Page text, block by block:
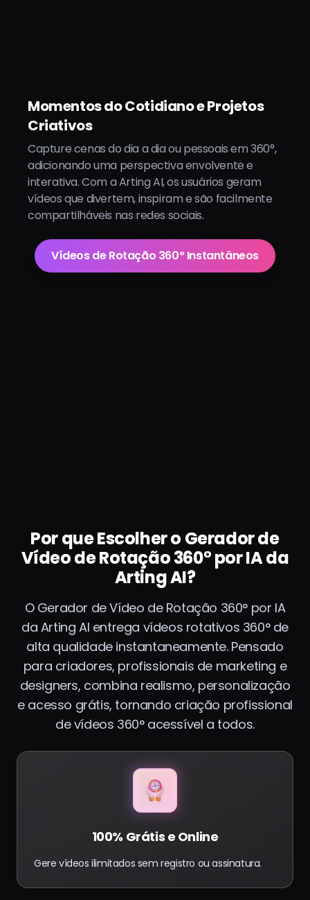
Momentos do Cotidiano e Projetos
Criativos
Capture cenas do dia a dia ou pessoais em 360°,
adicionando uma perspectiva envolvente e
interativa. Com a Arting AI, os usuários geram
vídeos que divertem, inspiram e são facilmente
compartilháveis nas redes sociais.
Vídeos de Rotação 360° Instantâneos
Por que Escolher o Gerador de
Vídeo de Rotação 360° por IA da
Arting AI?
O Gerador de Vídeo de Rotação 360° por IA
da Arting AI entrega vídeos rotativos 360° de
alta qualidade instantaneamente. Pensado
para criadores, profissionais de marketing e
designers, combina realismo, personalização
e acesso grátis, tornando criação profissional
de vídeos 360° acessível a todos.
100% Grátis e Online
Gere vídeos ilimitados sem registro ou assinatura.